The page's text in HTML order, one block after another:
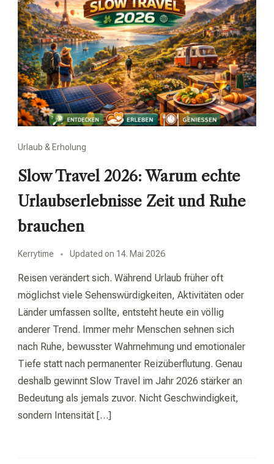
Urlaub & Erholung
Slow Travel 2026: Warum echte
Urlaubserlebnisse Zeit und Ruhe
brauchen
Kerrytime Updated on 14. Mai 2026
Reisen verändert sich. Während Urlaub früher oft
möglichst viele Sehenswürdigkeiten, Aktivitäten oder
Länder umfassen sollte, entsteht heute ein völlig
anderer Trend. Immer mehr Menschen sehnen sich
nach Ruhe, bewusster Wahrnehmung und emotionaler
Tiefe statt nach permanenter Reizüberflutung. Genau
deshalb gewinnt Slow Travel im Jahr 2026 stärker an
Bedeutung als jemals zuvor. Nicht Geschwindigkeit,
sondern Intensität […]